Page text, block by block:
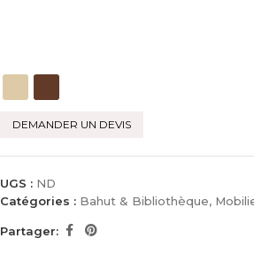
DEMANDER UN DEVIS
UGS : ND
Catégories : Bahut & Bibliothèque,
Partager: